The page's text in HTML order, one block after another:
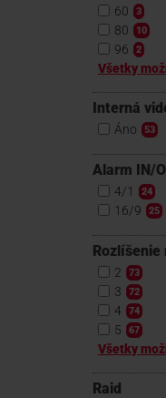
60 3
80 10
96 2
Všetky
Interná
Áno 53
Alarm IN/
4/1 24
16/9 25
Rozlíšenie
2 73
3 72
4 74
5 67
Všetky
Raid